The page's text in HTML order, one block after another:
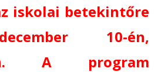
iskolai betekintőre
10-én,
A program